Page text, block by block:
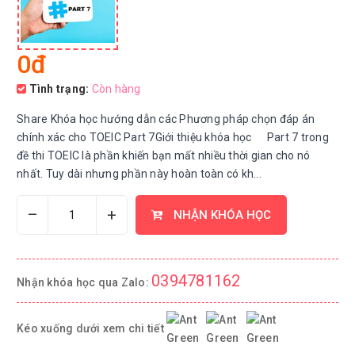
0đ
Tình trạng: Còn hàng
Share Khóa học hướng dẫn các Phương pháp chọn đáp án
chính xác cho TOEIC Part 7Giới thiệu khóa học Part 7 trong
đề thi TOEIC là phần khiến bạn mất nhiều thời gian cho nó
nhất. Tuy dài nhưng phần này hoàn toàn có kh...
– + NHẬN KHÓA HỌC
Nhận khóa học qua Zalo: 0394781162
Kéo xuống dưới xem chi tiết